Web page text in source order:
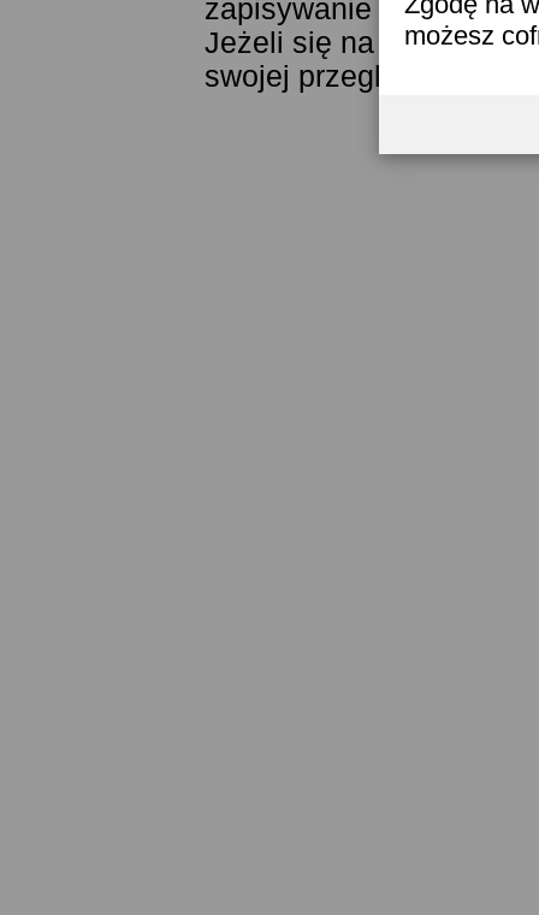
możesz
zapisywanie ich w
Jeżeli się na to nie
swojej przeglądarki.